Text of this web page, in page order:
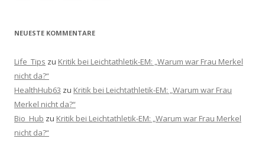
NEUESTE KOMMENTARE
Life_Tips zu Kritik bei Leichtathletik-EM: „Warum war Frau Merkel
nicht da?“
HealthHub63 zu Kritik bei Leichtathletik-EM: „Warum war Frau
Merkel nicht da?“
Bio_Hub zu Kritik bei Leichtathletik-EM: „Warum war Frau Merkel
nicht da?“